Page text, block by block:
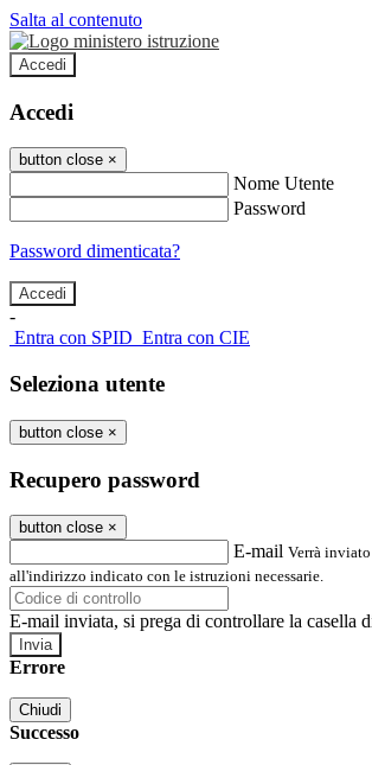
Salta al contenuto
Accedi
Accedi
button close ×
Nome Utente
Password
Password dimenticata?
-
Entra con SPID Entra con CIE
Seleziona utente
button close ×
Recupero password
button close ×
E-mail Verrà
all'indirizzo indicato con le istruzioni necessarie.
E-mail inviata, si prega di controllare la casella
Errore
Chiudi
Successo